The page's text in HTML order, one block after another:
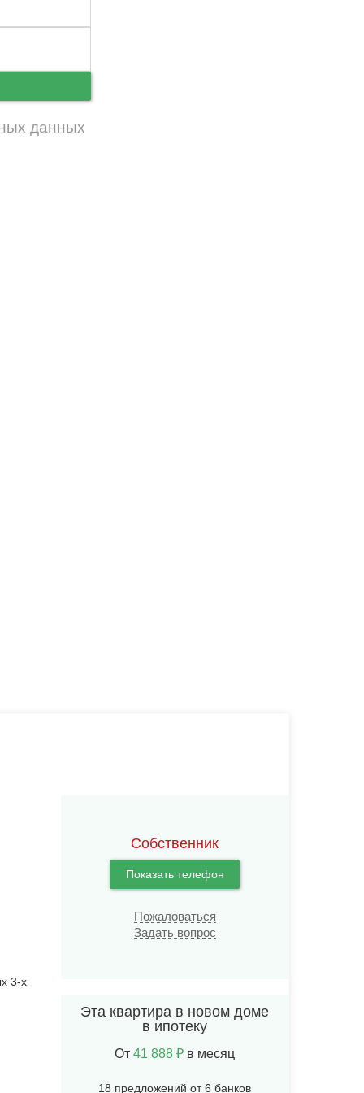
3-х
Собственник
Показать телефон
Пожаловаться
Задать вопрос
Эта квартира в новом доме
в ипотеку
От 41 888 ₽ в месяц
18 предложений от 6 банков
данных